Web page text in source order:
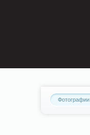
Фотографии